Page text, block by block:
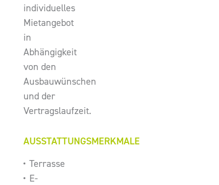
individuelles
Mietangebot
in
Abhängigkeit
von den
Ausbauwünschen
und der
Vertragslaufzeit.
AUSSTATTUNGSMERKMALE
Terrasse
E-